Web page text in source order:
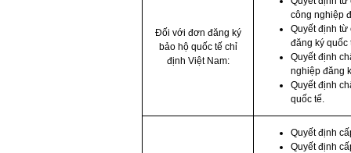
Đối với đơn đăng ký
bảo hộ quốc tế chỉ
định Việt Nam:
công nghiệp
Quyết định
đăng ký quốc
Quyết định
nghiệp đăng
Quyết định
quốc tế.
Quyết định
Quyết định